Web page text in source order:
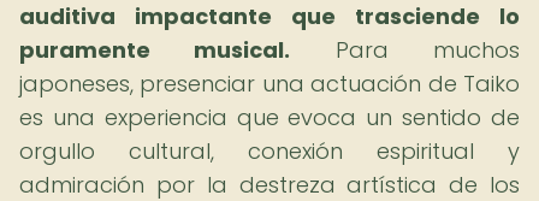
auditiva impactante que trasciende lo
puramente musical. Para muchos
japoneses, presenciar una actuación de Taiko
es una experiencia que evoca un sentido de
orgullo cultural, conexión espiritual y
admiración por la destreza artística de los